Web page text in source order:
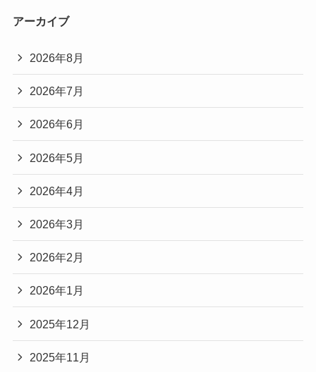
アーカイブ
2026年8月
2026年7月
2026年6月
2026年5月
2026年4月
2026年3月
2026年2月
2026年1月
2025年12月
2025年11月